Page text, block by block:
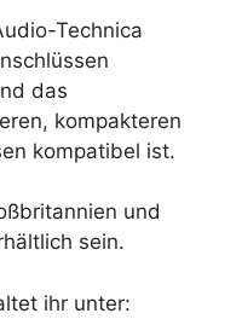
Technica
das
kompakteren
kompatibel ist.
und
sein.
ihr unter: